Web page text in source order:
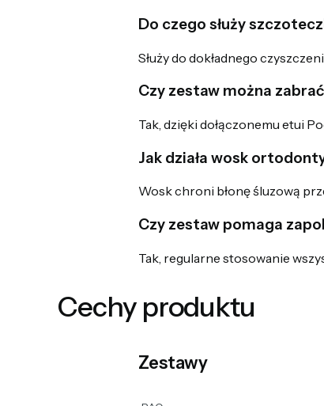
Do czego służy
Służy do dokładnego
Czy zestaw można
Tak, dzięki dołączonemu etui
Jak działa wosk
Wosk chroni błonę śluzową
Czy zestaw pomaga
Tak, regularne stosowanie
Cechy produktu
Zestawy